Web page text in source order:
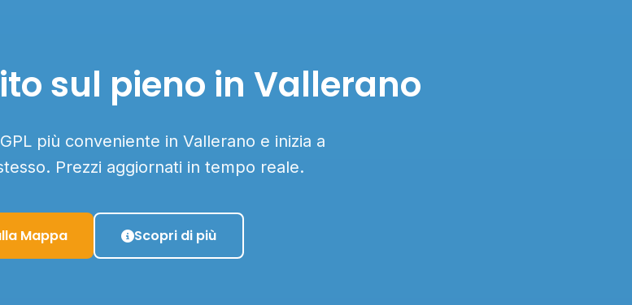
sul pieno in Vallerano
più conveniente in Vallerano e inizia a
Prezzi aggiornati in tempo reale.
Mappa Scopri di più